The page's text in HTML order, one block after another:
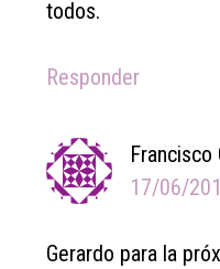
todos.
Responder
Francisco
17/06/
Gerardo para la